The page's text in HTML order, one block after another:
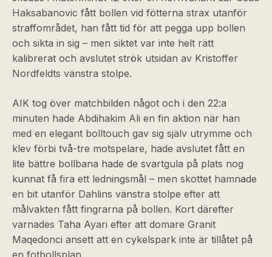
Haksabanovic fått bollen vid fötterna strax utanför
straffområdet, han fått tid för att pegga upp bollen
och sikta in sig – men siktet var inte helt rätt
kalibrerat och avslutet strök utsidan av Kristoffer
Nordfeldts vänstra stolpe.
AIK tog över matchbilden något och i den 22:a
minuten hade Abdihakim Ali en fin aktion när han
med en elegant bolltouch gav sig själv utrymme och
klev förbi två-tre motspelare, hade avslutet fått en
lite bättre bollbana hade de svartgula på plats nog
kunnat få fira ett ledningsmål – men skottet hamnade
en bit utanför Dahlins vänstra stolpe efter att
målvakten fått fingrarna på bollen. Kort därefter
varnades Taha Ayari efter att domare Granit
Maqedonci ansett att en cykelspark inte är tillåtet på
en fotbollsplan.